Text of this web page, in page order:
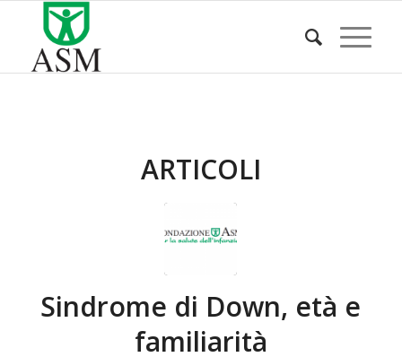
ARTICOLI
Sindrome di Down, età e
familiarità